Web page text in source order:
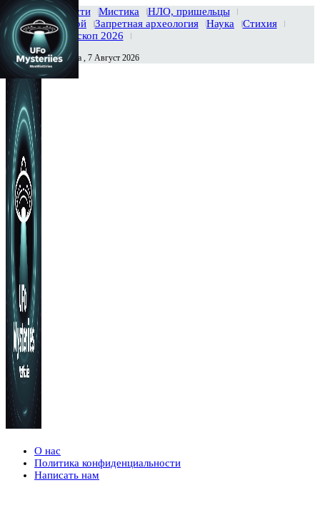
Главная Новости Мистика
НЛО, пришельцы
Тайны вселенной
Запретная археология Наука
Стихия
История
Гороскоп 2026
Сегодня Пятница , 7 Август 2026
О нас
Политика конфиденциальности
Написать нам